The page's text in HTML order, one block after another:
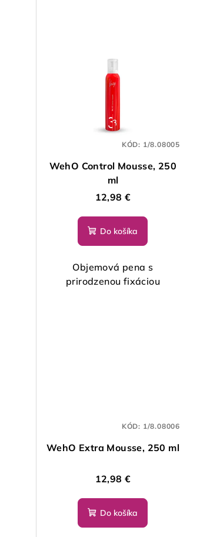
WehO Control Mousse, 250
ml
12,98 €
Do košíka
Objemová pena s
prirodzenou fixáciou
KÓD: 1/8.08005
WehO Extra Mousse, 250 ml
12,98 €
Do košíka
KÓD: 1/8.08006